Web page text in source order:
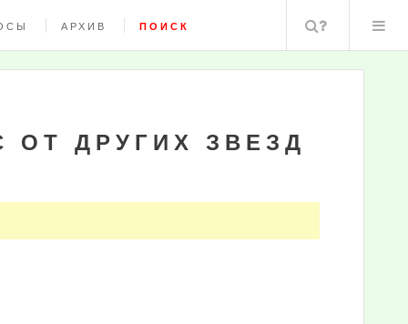
АРХИВ ПОИСК Поиск
ОТ ДРУГИХ ЗВЕЗД